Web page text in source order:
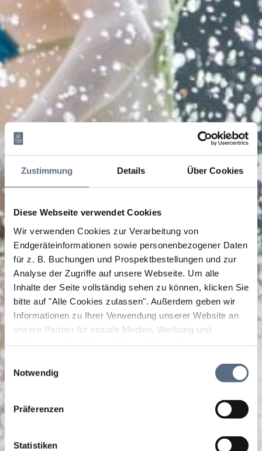
Zustimmung Details Über Cookies
Diese Webseite verwendet Cookies
Wir verwenden Cookies zur Verarbeitung von
Endgeräteinformationen sowie personenbezogener Daten
für z. B. Buchungen und Prospektbestellungen und zur
Analyse der Zugriffe auf unsere Webseite. Um alle
Inhalte der Seite vollständig sehen zu können, klicken Sie
bitte auf "Alle Cookies zulassen". Außerdem geben wir
Informationen zu Ihrer Verwendung unserer Website an
unsere Partner für soziale Medien, Werbung und
zusammen, die Sie ihnen bereitgestellt haben oder die
sie im Rahmen Ihrer Nutzung der Dienste gesammelt
Notwendig
Präferenzen
Statistiken